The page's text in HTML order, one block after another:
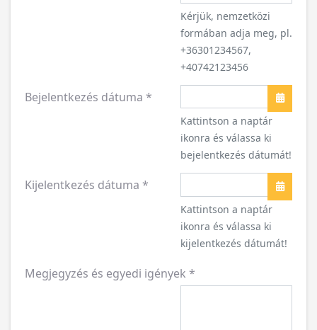
Kérjük, nemzetközi
formában adja meg, pl.
+36301234567,
+40742123456
Bejelentkezés dátuma *
Naptár
Kattintson a naptár
ikonra és válassa ki
bejelentkezés dátumát!
Kijelentkezés dátuma *
Naptár
Kattintson a naptár
ikonra és válassa ki
kijelentkezés dátumát!
Megjegyzés és egyedi igények *